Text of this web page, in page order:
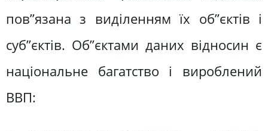
пов”язана з виділенням їх об”єктів і
суб”єктів. Об”єктами даних відносин є
національне багатство і вироблений
ВВП: